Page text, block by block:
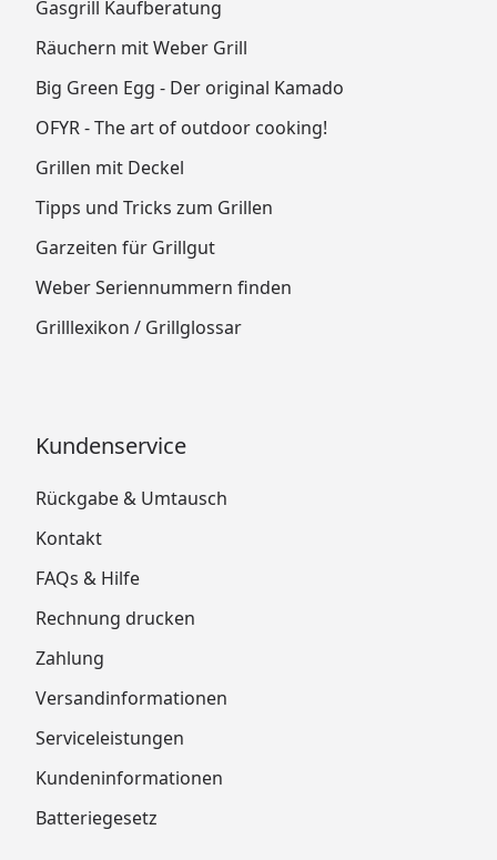
Gasgrill Kaufberatung
Räuchern mit Weber Grill
Big Green Egg - Der original Kamado
OFYR - The art of outdoor cooking!
Grillen mit Deckel
Tipps und Tricks zum Grillen
Garzeiten für Grillgut
Weber Seriennummern finden
Grilllexikon / Grillglossar
Kundenservice
Rückgabe & Umtausch
Kontakt
FAQs & Hilfe
Rechnung drucken
Zahlung
Versandinformationen
Serviceleistungen
Kundeninformationen
Batteriegesetz